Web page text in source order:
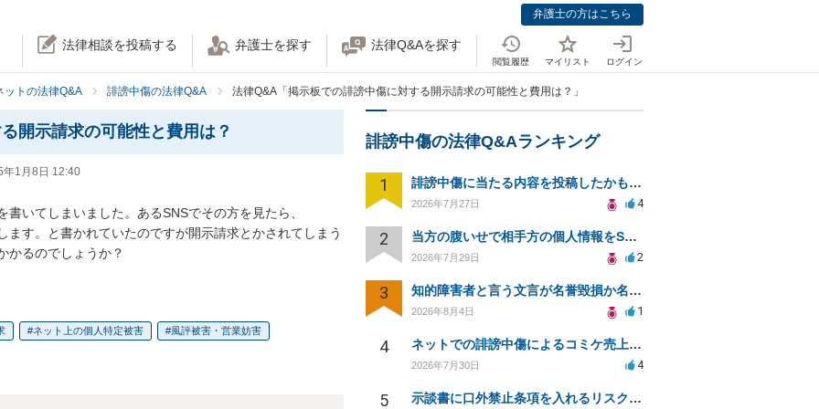
弁護士の方はこちら
法律相談を投稿する 弁護士を探す 法律Q&Aを探す
閲覧履歴 マイリスト ログイン
ットの法律Q&A 誹謗中傷の法律Q&A 法律Q&A「掲示板での誹謗中傷に対する開示請求の可能性と費用は？」
開示請求の可能性と費用は？
年1月8日 12:40
いてしまいました。あるSNSでその方を見たら、
す。と書かれていたのですが開示請求とかされてしまう
かるのでしょうか？
ネット上の個人特定被害 風評被害・営業妨害
誹謗中傷の法律Q&Aランキング
1 誹謗中傷に当たる内容を投稿したかもしれない。開示請求や民事刑事裁判に発展しうるのか教えて欲しい。
2026年7月27日 4
2 当方の腹いせで相手方の個人情報をSNSで晒してしまい名誉毀損させてしまったかもしれない
2026年7月29日 2
3 知的障害者と言う文言が名誉毀損か名誉感情の侵害になるか教えてほしい。
2026年8月4日 1
4 ネットでの誹謗中傷によるコミケ売上減少、損害賠償は可能か？
2026年7月30日 4
5 示談書に口外禁止条項を入れるリスクはありますか？